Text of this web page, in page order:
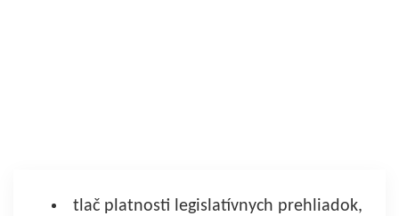
tlač platnosti legislatívnych prehliadok,